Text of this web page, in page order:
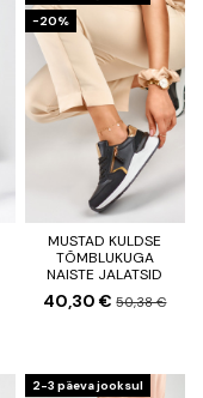
−20%
MUSTAD KULDSE
TÕMBLUKUGA
NAISTE JALATSID
40,30 €50,38 €
2-3 päeva jooksul